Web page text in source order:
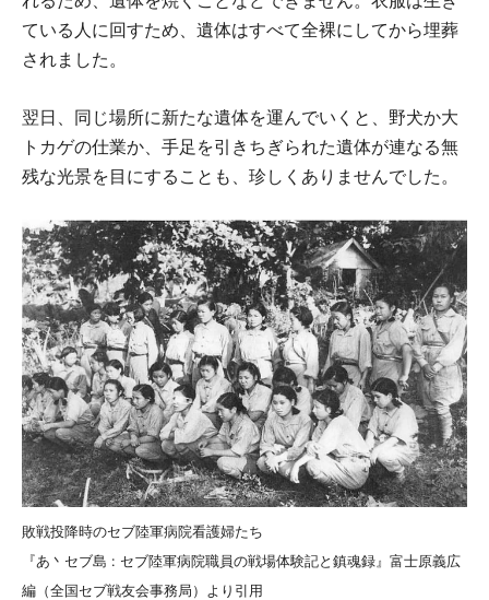
ている人に回すため、遺体はすべて全裸にしてから埋葬
されました。
翌日、同じ場所に新たな遺体を運んでいくと、野犬か大
トカゲの仕業か、手足を引きちぎられた遺体が連なる無
残な光景を目にすることも、珍しくありませんでした。
敗戦投降時のセブ陸軍病院看護婦たち
『あ丶セブ島 : セブ陸軍病院職員の戦場体験記と鎮魂録』富士原義広
編（全国セブ戦友会事務局）より引用